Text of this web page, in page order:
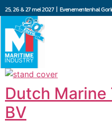
25, 26 & 27 mei 2027 | Evenementenhal
Dutch Marine
BV